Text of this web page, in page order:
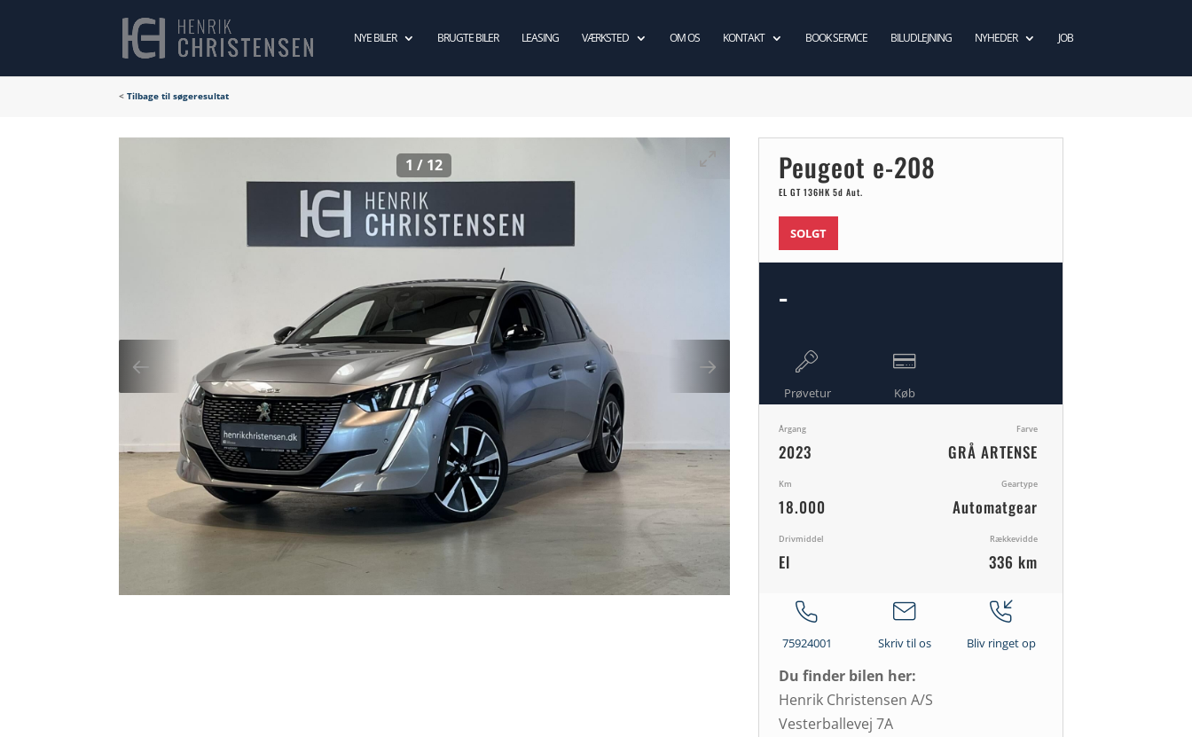
NYE BILER BRUGTE BILER LEASING VÆRKSTED OM OS KONTAKT BOOK SERVICE BILUDLEJNING NYHEDER JOB
<Tilbage til søgeresultat
1 / 12 Peugeot e-208
EL GT 136HK 5d Aut.
SOLGT
-
Prøvetur Køb
Årgang
2023
Farve
GRÅ ARTENSE
Km
18.000
Geartype
Automatgear
Drivmiddel
El
Rækkevidde
336 km
75924001 Skriv til os Bliv ringet op
Du finder bilen her:
Henrik Christensen A/S
Vesterballevej 7A